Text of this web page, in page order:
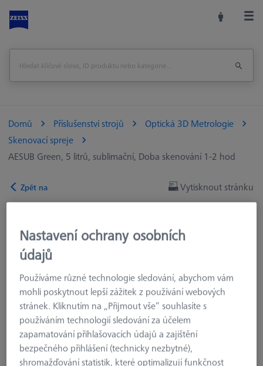
Domů Příslušenství strojů
Optická 3D Metrologie
Skenovací spreje
AESUB Green, 5 litrů, sublimační, Doba skenování 1-2 hod
Vytisknout stránku
Zpět na
Nastavení ochrany osobních
údajů
Používáme různé technologie sledování, abychom vám
mohli poskytnout lepší zážitek z používání webových
stránek. Kliknutím na „Přijmout vše“ souhlasíte s
používáním technologií sledování za účelem
zapamatování přihlašovacích údajů a zajištění
bezpečného přihlášení (technicky nezbytné),
shromažďování statistik, které optimalizují funkčnost